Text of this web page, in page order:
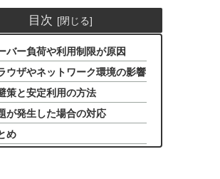
目次
バー負荷や利用制限が原因
ウザやネットワーク環境の影響
策と安定利用の方法
が発生した場合の対応
め